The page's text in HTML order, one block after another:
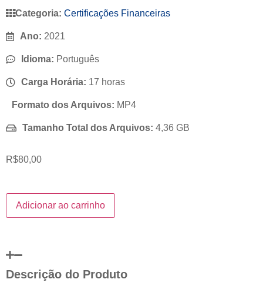
Categoria: Certificações Financeiras
Ano: 2021
Idioma: Português
Carga Horária: 17 horas
Formato dos Arquivos: MP4
Tamanho Total dos Arquivos: 4,36 GB
R$80,00
Adicionar ao carrinho
Descrição do Produto